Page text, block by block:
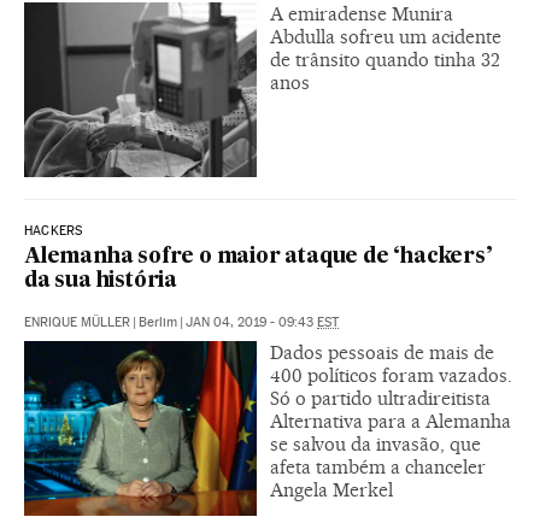
A emiradense Munira
Abdulla sofreu um acidente
de trânsito quando tinha 32
anos
HACKERS
Alemanha sofre o maior ataque de ‘hackers’
da sua história
ENRIQUE MÜLLER | Berlim | JAN 04, 2019 - 09:43 EST
Dados pessoais de mais de
400 políticos foram vazados.
Só o partido ultradireitista
Alternativa para a Alemanha
se salvou da invasão, que
afeta também a chanceler
Angela Merkel